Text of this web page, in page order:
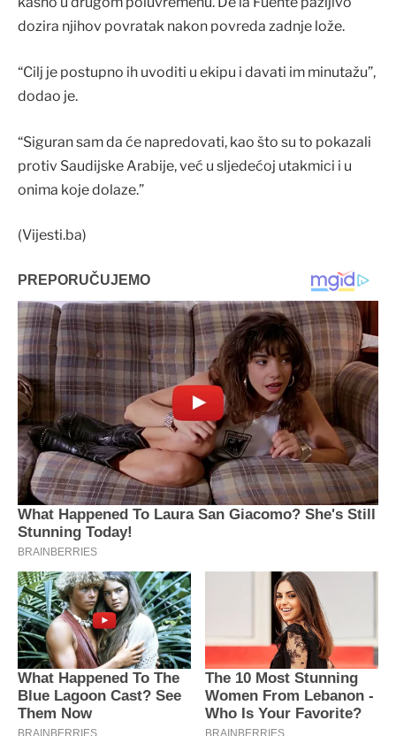
dozira njihov povratak nakon povreda zadnje lože.
“Cilj je postupno ih uvoditi u ekipu i davati im minutažu”,
dodao je.
“Siguran sam da će napredovati, kao što su to pokazali
protiv Saudijske Arabije, već u sljedećoj utakmici i u
onima koje dolaze.”
(Vijesti.ba)